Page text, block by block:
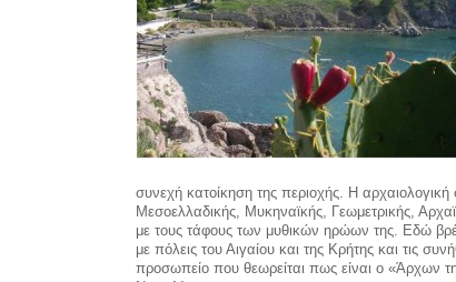
συνεχή κατοίκηση της περιοχής. Η
Μεσοελλαδικής, Μυκηναϊκής, Γεωμετρικής,
με τους τάφους των μυθικών ηρώων της. Εδώ
με πόλεις του Αιγαίου και της Κρήτης και τις
προσωπείο που θεωρείται πως είναι ο «Άρχων